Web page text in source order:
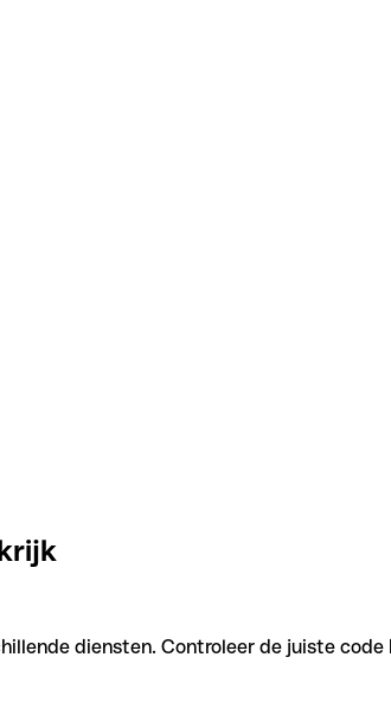
diensten. Controleer de juiste